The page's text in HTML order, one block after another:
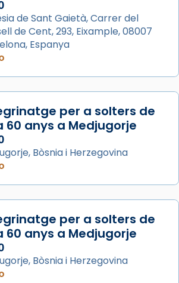
27 de juliol, ha tingut lloc la
de gràcies en agraïment al
de la visita apostòlica
de Barcelona, el cardenal Joan
ha presidit la missa i l’ha
auxiliar de Barcelona,
de Barcelona
santes Juliana i
de Sant Gaietà, Carrer del
de Cent, 293, Eixample, 08007
Espanya
per a solters de
60 anys a Medjugorje
Bòsnia i Herzegovina
per a solters de
60 anys a Medjugorje
Bòsnia i Herzegovina